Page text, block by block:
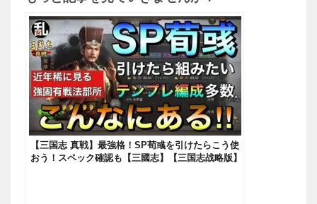
【三国志 真戦】最強格！SP荀彧を引けたらこう使
おう！スペック確認も【三國志】【三国志战略版】